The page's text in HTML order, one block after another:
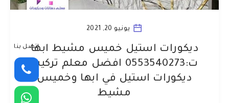
يونيو 20, 2021
ديكورات استيل خميس مشيط ابها
ت:0553540273 افضل معلم تركيب
ديكورات استيل في ابها وخميس
مشيط
اتصل بنا